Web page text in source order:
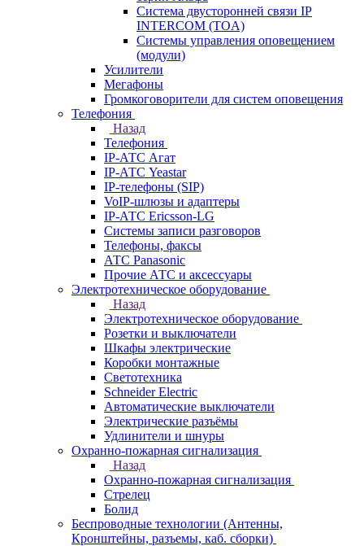
Система двусторонней связи IP
INTERCOM (TOA)
Системы управления оповещением
(модули)
Усилители
Мегафоны
Громкоговорители для систем оповещения
Телефония
Назад
Телефония
IP-АТС Агат
IP-АТС Yeastar
IP-телефоны (SIP)
VoIP-шлюзы и адаптеры
IP-АТС Ericsson-LG
Системы записи разговоров
Телефоны, факсы
АТС Panasonic
Прочие АТС и аксессуары
Электротехническое оборудование
Назад
Электротехническое оборудование
Розетки и выключатели
Шкафы электрические
Коробки монтажные
Светотехника
Schneider Electric
Автоматические выключатели
Электрические разъёмы
Удлинители и шнуры
Охранно-пожарная сигнализация
Назад
Охранно-пожарная сигнализация
Стрелец
Болид
Беспроводные технологии (Антенны,
Кронштейны, разъемы, каб. сборки)